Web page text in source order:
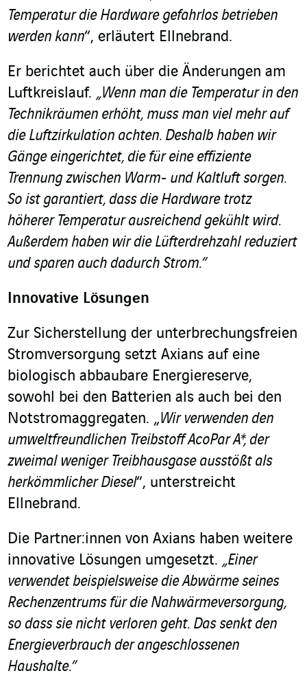
Temperatur die Hardware gefahrlos betrieben
werden kann“, erläutert Ellnebrand.
Er berichtet auch über die Änderungen am
Luftkreislauf. „Wenn man die Temperatur in den
Technikräumen erhöht, muss man viel mehr auf
die Luftzirkulation achten. Deshalb haben wir
Gänge eingerichtet, die für eine effiziente
Trennung zwischen Warm- und Kaltluft sorgen.
So ist garantiert, dass die Hardware trotz
höherer Temperatur ausreichend gekühlt wird.
Außerdem haben wir die Lüfterdrehzahl reduziert
und sparen auch dadurch Strom.”
Innovative Lösungen
Zur Sicherstellung der unterbrechungsfreien
Stromversorgung setzt Axians auf eine
biologisch abbaubare Energiereserve,
sowohl bei den Batterien als auch bei den
Notstromaggregaten. „Wir verwenden den
umweltfreundlichen Treibstoff AcoPar A*, der
zweimal weniger Treibhausgase ausstößt als
herkömmlicher Diesel“, unterstreicht
Ellnebrand.
Die Partner:innen von Axians haben weitere
innovative Lösungen umgesetzt. „Einer
verwendet beispielsweise die Abwärme seines
Rechenzentrums für die Nahwärmeversorgung,
so dass sie nicht verloren geht. Das senkt den
Energieverbrauch der angeschlossenen
Haushalte.”